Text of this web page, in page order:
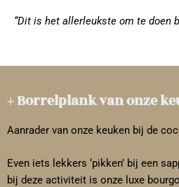
“Dit is het allerleukste om te doen
+ Borrelplank van onze
Aanrader van onze keuken bij de
Even iets lekkers ‘pikken’ bij een
bij deze activiteit is onze luxe